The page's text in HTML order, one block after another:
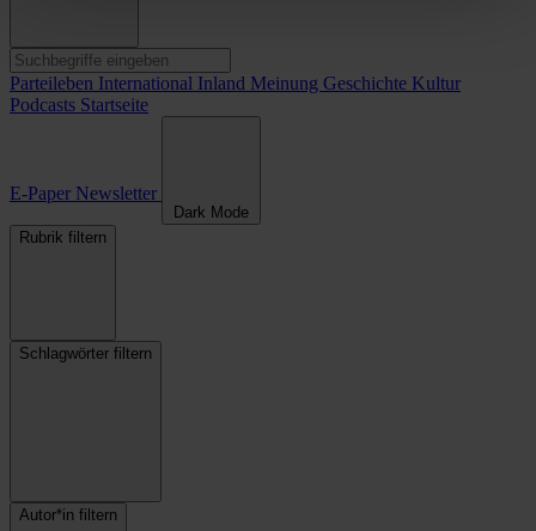
Parteileben International Inland Meinung Geschichte Kultur
Podcasts Startseite
E-Paper Newsletter
Dark Mode
Rubrik filtern
Schlagwörter filtern
Autor*in filtern